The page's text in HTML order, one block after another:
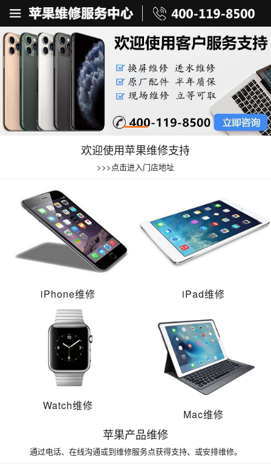
欢迎使用苹果维修支持
>>>点击进入门店地址
iPhone维修 iPad维修
Watch维修
Mac维修
苹果产品维修
通过电话、在线沟通或到维修服务点获得支持、或安排维修。